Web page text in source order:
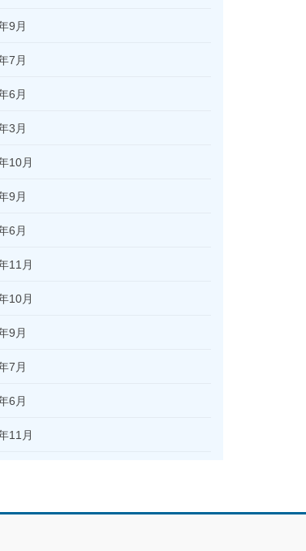
9月
7月
6月
3月
10月
9月
6月
11月
10月
9月
7月
6月
11月